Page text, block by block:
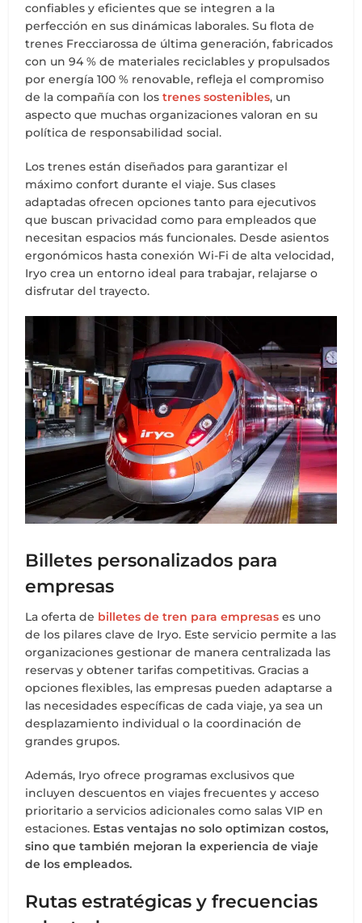
confiables y eficientes que se integren a la
perfección en sus dinámicas laborales. Su flota de
trenes Frecciarossa de última generación, fabricados
con un 94 % de materiales reciclables y propulsados
por energía 100 % renovable, refleja el compromiso
de la compañía con lostrenes sostenibles, un
aspecto que muchas organizaciones valoran en su
política de responsabilidad social.
Los trenes están diseñados para garantizar el
máximo confort durante el viaje. Sus clases
adaptadas ofrecen opciones tanto para ejecutivos
que buscan privacidad como para empleados que
necesitan espacios más funcionales. Desde asientos
ergonómicos hasta conexión Wi-Fi de alta velocidad,
Iryo crea un entorno ideal para trabajar, relajarse o
disfrutar del trayecto.
Billetes personalizados para
empresas
La oferta de billetes de tren para empresas es uno
de los pilares clave de Iryo. Este servicio permite a las
organizaciones gestionar de manera centralizada las
reservas y obtener tarifas competitivas. Gracias a
opciones flexibles, las empresas pueden adaptarse a
las necesidades específicas de cada viaje, ya sea un
desplazamiento individual o la coordinación de
grandes grupos.
Además, Iryo ofrece programas exclusivos que
incluyen descuentos en viajes frecuentes y acceso
prioritario a servicios adicionales como salas VIP en
estaciones. Estas ventajas no solo optimizan costos,
sino que también mejoran la experiencia de viaje
de los empleados.
Rutas estratégicas y frecuencias